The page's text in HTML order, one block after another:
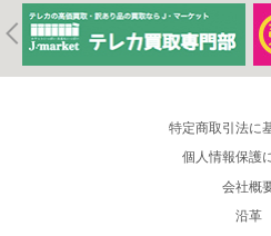
特定商取引法に
個人情報保護
会社概
沿革